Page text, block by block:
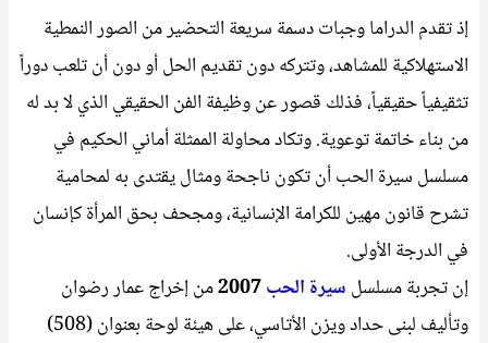
إذ تقدم الدراما وجبات دسمة سريعة التحضير من الصور النمطية
الاستهلاكية للمشاهد، وتتركه دون تقديم الحل أو دون أن تلعب دوراً
تثقيفياً حقيقياً، فذلك قصور عن وظيفة الفن الحقيقي الذي لا بد له
من بناء خاتمة توعوية. وتكاد محاولة الممثلة أماني الحكيم في
مسلسل سيرة الحب أن تكون ناجحة ومثال يقتدى به لمحامية
تشرح قانون مهين للكرامة الإنسانية، ومجحف بحق المرأة كإنسان
في الدرجة الأولى.
إن تجربة مسلسل سيرة الحب
من إخراج عمار رضوان
وتأليف لبنى حداد ويزن الأتاسي، على هيئة لوحة بعنوان (508)